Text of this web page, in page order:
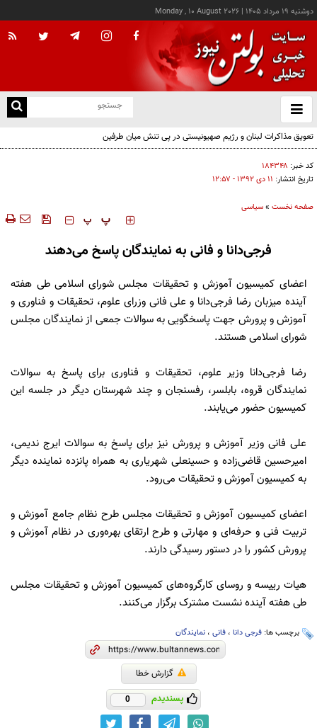
دوشنبه ۱۹ مرداد ۱۴۰۵ |
Monday , 10 August 2026
باز
و
تعویق مذاکرات لبنان و رژیم صهیونیستی در پی تنش میان طرفین
کد خبر: ۱۸۴۳۴۸
تاریخ انتشار: ۱۱ دی ۱۳۹۲ - ۱۲:۵۷
صفحه نخست »سیاسی
‍‍‍ پ پ
فرجی‌دانا و فانی به نمایندگان پاسخ می‌دهند
اعضای کمیسیون آموزش و تحقیقات مجلس شورای اسلامی طی هفته
آینده میزبان رضا فرجی‌دانا و علی فانی وزرای علوم، تحقیقات و فناوری و
آموزش و پرورش جهت پاسخگویی به سوالات جمعی از نمایندگان مجلس
شورای اسلامی هستند.
رضا فرجی‌دانا وزیر علوم، تحقیقات و فناوری برای پاسخ به سوالات
نمایندگان قروه، بابلسر، رفسنجان و چند شهرستان دیگر در جلسه این
کمیسیون حضور می‌یابند.
علی فانی وزیر آموزش و پرورش نیز برای پاسخ به سوالات ایرج ندیمی،
امیرحسین قاضی‌زاده و حسینعلی شهریاری به همراه پانزده نماینده دیگر
به کمیسیون آموزش و تحقیقات می‌رود.
اعضای کمیسیون آموزش و تحقیقات مجلس طرح نظام جامع آموزش و
تربیت فنی و حرفه‌ای و مهارتی و طرح ارتقای بهره‌وری در نظام آموزش و
پرورش کشور را در دستور رسیدگی دارند.
هیات رییسه و روسای کارگروه‌های کمیسیون آموزش و تحقیقات مجلس
طی هفته آینده نشست مشترک برگزار می‌کنند.
برچسب ها: فرجی دانا ، فانی ، نمایندگان
گزارش خطا
پسندیدم 0